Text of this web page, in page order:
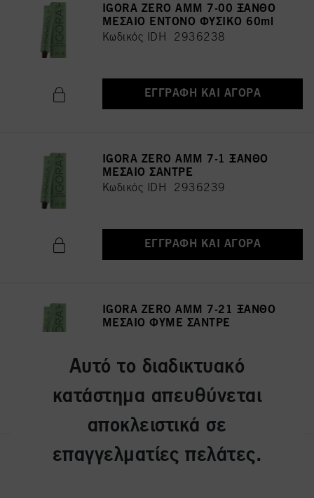
IGORA ZERO AMM 7-00 ΞΑΝΘΟ
ΜΕΣΑΙΟ ΕΝΤΟΝΟ ΦΥΣΙΚΟ 60ml
Κωδικός IDH 2936238
ΕΓΓΡΑΦΉ ΚΑΙ ΑΓΟΡΆ
IGORA ZERO AMM 7-1 ΞΑΝΘΟ
ΜΕΣΑΙΟ ΣΑΝΤΡΕ
Κωδικός IDH 2936239
ΕΓΓΡΑΦΉ ΚΑΙ ΑΓΟΡΆ
IGORA ZERO AMM 7-21 ΞΑΝΘΟ
ΜΕΣΑΙΟ ΦΥΜΕ ΣΑΝΤΡΕ
ΕΓΓΡΑΦΉ ΚΑΙ ΑΓΟΡΆ
IGORA ZERO AMM 7-50 ΞΑΝΘΟ
Αυτό το διαδικτυακό
κατάστημα απευθύνεται
αποκλειστικά σε
επαγγελματίες πελάτες.
"Προσαρμογή" παρακάτω".
πληροφορίες σχετικά με την επεξεργασία των δεδομένων σας / τη χρήση των
cookies και να τα επιτρέψετε για έναν ή περισσότερους από τους σκοπούς που
συμφωνείτε με τη χρήση των cookies καθώς και με την επεξεργασία των
προσωπικών σας δεδομένων για όλους τους σκοπούς που αναφέρονται
παραπάνω. Εάν κάνετε κλικ στην επιλογή "Απόρριψη", θα χρησιμοποιηθούν μόνο